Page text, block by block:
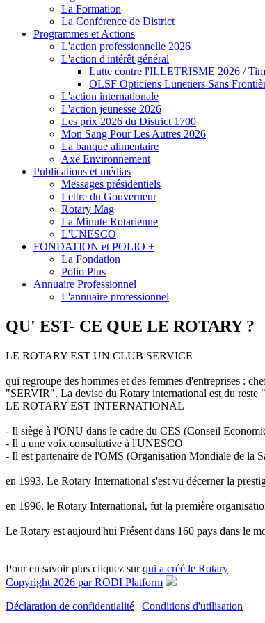
La Formation
La Conférence de District
Programmes et Actions
L'action professionnelle 2026
L'action d'intérêt général
Lutte contre l'ILLETRISME 2026 /
OLSF Opticiens Lunetiers Sans
L'action internationale
L'action jeunesse 2026
Les prix 2026 du District 1700
Mon Sang Pour Les Autres 2026
La banque alimentaire
Axe Environnement
Publications et médias
Messages présidentiels
Lettre du Gouverneur
Rotary Mag
La Minute Rotarienne
L'UNESCO
FONDATION et POLIO +
La Fondation
Polio Plus
Annuaire Professionnel
L'annuaire professionnel
QU' EST- CE QUE LE ROTARY ?
LE ROTARY EST UN CLUB SERVICE
qui regroupe des hommes et des femmes d'entreprises :
"SERVIR". La devise du Rotary international est du
LE ROTARY EST INTERNATIONAL
- Il siège à l'ONU dans le cadre du CES (Conseil
- Il a une voix consultative à l'UNESCO
- Il est partenaire de l'OMS (Organisation Mondiale de la
en 1993, Le Rotary International s'est vu décerner la
en 1996, le Rotary International, fut la première
Le Rotary est aujourd'hui Présent dans 160 pays dans le
Pour en savoir plus cliquez surqui a créé le Rotary
Copyright 2026 par RODI Platform
Déclaration de confidentialité | Conditions d'utilisation